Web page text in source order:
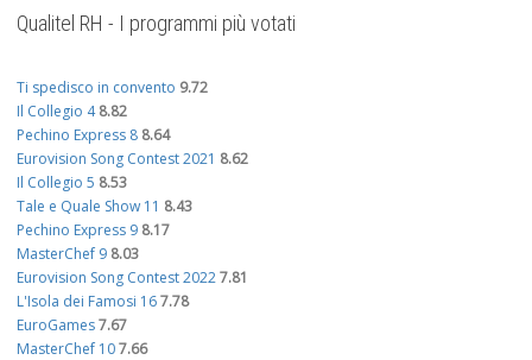
Qualitel RH - I programmi più votati
Ti spedisco in convento 9.72
Il Collegio 4 8.82
Pechino Express 8 8.64
Eurovision Song Contest 2021 8.62
Il Collegio 5 8.53
Tale e Quale Show 11 8.43
Pechino Express 9 8.17
MasterChef 9 8.03
Eurovision Song Contest 20227.81
L'Isola dei Famosi 167.78
EuroGames7.67
MasterChef 107.66